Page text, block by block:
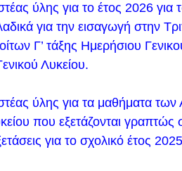
Πρόγραμμα
με το μάθημα της Φυσικής
Γονέων και αποτελέσματα
ΒΙΝΤΕΟ ΓΙΑ ΤΗ ΜΕΛΕΤΗ
ύλης για το έτος 2026
για την εισαγωγή στην
Γ’ τάξης Ημερήσιου
Λυκείου.
ύλης για τα μαθήματα των
που εξετάζονται γραπτώς
για το σχολικό έτος